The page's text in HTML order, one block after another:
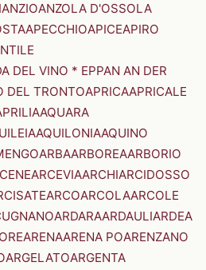
ANZIOANZOLA D'OSSOLA
APECCHIOAPICEAPIRO
DEL VINO * EPPAN AN DER
DEL TRONTOAPRICAAPRICALE
AQUARA
AQUILONIAAQUINO
ARBAARBOREAARBORIO
ARCEVIAARCHIARCIDOSSO
ARCOARCOLAARCOLE
ARDARAARDAULIARDEA
ARENAARENA POARENZANO
ARGELATOARGENTA